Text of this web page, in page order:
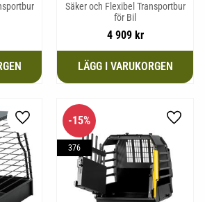
Säker och Flexibel Transportbur
för Bil
4 909kr
Lägg till i favoriter
15%
376
Lägg